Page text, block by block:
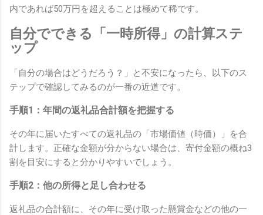
内であれば50万円を超えることは極めて稀です。
自分でできる「一時所得」の計算ステ
ップ
「自分の場合はどうだろう？」と不安になったら、以下のス
テップで確認してみるのが一番の近道です。
手順1：年間の返礼品合計額を把握する
その年に届いたすべての返礼品の「市場価値（時価）」を合
計します。正確な金額が分からない場合は、寄付金額の概ね3
割を目安にすると分かりやすいでしょう。
手順2：他の所得と足し合わせる
返礼品の合計額に、その年に受け取った懸賞金などの他の一